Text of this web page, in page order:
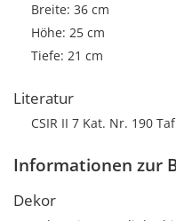
Breite: 36 cm
Höhe: 25 cm
Tiefe: 21 cm
Literatur
CSIR II 7 Kat. Nr. 190
Informationen zur
Dekor